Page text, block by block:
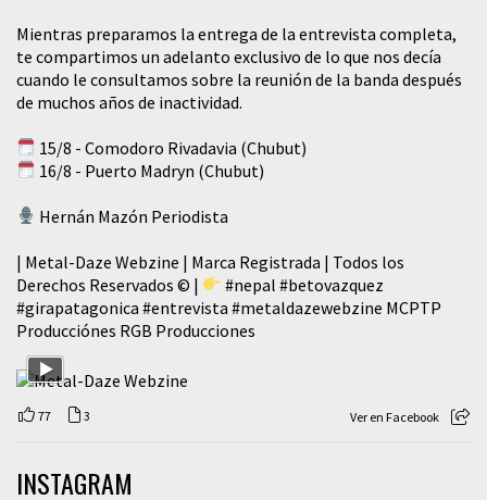
Mientras preparamos la entrega de la entrevista completa,
te compartimos un adelanto exclusivo de lo que nos decía
cuando le consultamos sobre la reunión de la banda después
de muchos años de inactividad.
15/8 - Comodoro Rivadavia (Chubut)
16/8 - Puerto Madryn (Chubut)
Hernán Mazón Periodista
| Metal-Daze Webzine | Marca Registrada | Todos los
Derechos Reservados © |
#nepal #betovazquez
#girapatagonica #entrevista #metaldazewebzine MCPTP
Producciónes RGB Producciones
77 3 Ver en Facebook
INSTAGRAM